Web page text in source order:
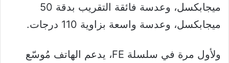
ميجابكسل، وعدسة فائقة التقريب بدقة 50
ميجابكسل، وعدسة واسعة بزاوية 110 درجات.
ولأول مرة في سلسلة FE، يدعم الهاتف مُوسّع